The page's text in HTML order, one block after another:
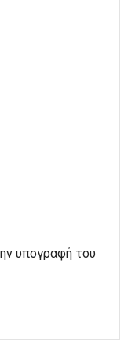
υπογραφή του